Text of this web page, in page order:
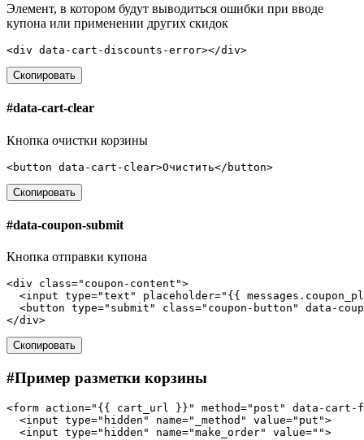
Элемент, в котором будут выводиться ошибки при вводе
купона или применении других скидок
<div data-cart-discounts-error></div>
Скопировать
#data-cart-clear
Кнопка очистки корзины
<button data-cart-clear>Очистить</ button>
Скопировать
#data-coupon-submit
Кнопка отправки купона
<div class="coupon-content">
<input type="text" placeholder="{{
<button type="submit" class="coupon-button"
data-
</div>
Скопировать
#Пример разметки корзины
<form action="{{ cart_url }}" method="post"
data-cart-
<input type="hidden" name="_method" value="put">
<input type="hidden" name="make_order" value="">